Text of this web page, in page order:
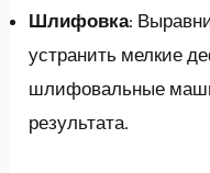
Шлифовка:
устранить мелкие
шлифовальные
результата.